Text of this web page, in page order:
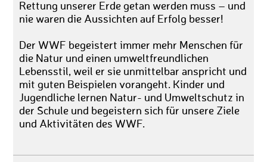
Rettung unserer Erde getan werden muss – und
nie waren die Aussichten auf Erfolg besser!
Der WWF begeistert immer mehr Menschen für
die Natur und einen umweltfreundlichen
Lebensstil, weil er sie unmittelbar anspricht und
mit guten Beispielen vorangeht. Kinder und
Jugendliche lernen Natur- und Umweltschutz in
der Schule und begeistern sich für unsere Ziele
und Aktivitäten des WWF.